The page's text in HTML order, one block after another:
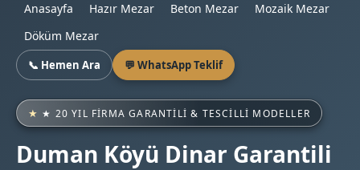
Anasayfa Hazır Mezar Beton Mezar
Mozaik Mezar
Döküm Mezar
📞 Hemen Ara 💬 WhatsApp Teklif
★ 20 YIL FIRMA GARANTILI & TESCILLI MODELLER
Duman Köyü Dinar Garantili